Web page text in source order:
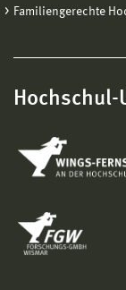
Familiengerechte
Hochschul-